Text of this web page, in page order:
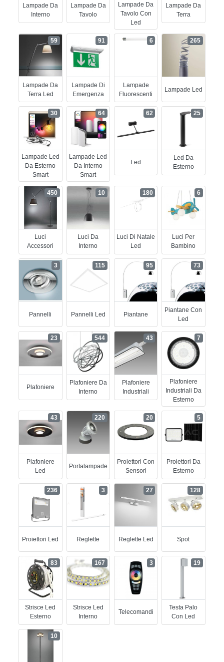
Lampade Da
Interno
Lampade Da
Tavolo
Lampade Da
Tavolo Con
Led
Lampade Da
Terra
Lampade Da
Terra Led
59
Lampade Di
Emergenza
91
Lampade
Fluorescenti
6
Lampade Led
265
Lampade Led
Da Esterno
Smart
30
Lampade Led
Da Interno
Smart
64
Led
62
Led Da
Esterno
25
Luci
Accessori
450
Luci Da
Interno
10
Luci Di Natale
Led
180
Luci Per
Bambino
6
Pannelli
3
Pannelli Led
115
Piantane
95
Piantane Con
Led
73
Plafoniere
23
Plafoniere Da
Interno
544
Plafoniere
Industriali
43
Plafoniere
Industriali Da
Esterno
7
Plafoniere
Led
43
Portalampade
220
Proiettori Con
Sensori
20
Proiettori Da
Esterno
5
Proiettori Led
236
Reglette
3
Reglette Led
27
Spot
128
Strisce Led
Esterno
83
Strisce Led
Interno
167
Telecomandi
3
Testa Palo
Con Led
19
10